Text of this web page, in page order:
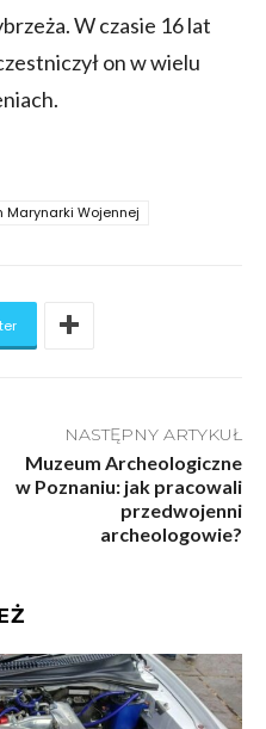
W czasie 16 lat
on w wielu
Marynarki Wojennej
NASTĘPNY ARTYKUŁ
Muzeum Archeologiczne
w Poznaniu: jak pracowali
przedwojenni
archeologowie?